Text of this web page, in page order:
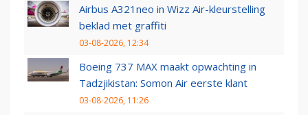
Airbus A321neo in Wizz Air-kleurstelling
beklad met graffiti
03-08-2026, 12:34
Boeing 737 MAX maakt opwachting in
Tadzjikistan: Somon Air eerste klant
03-08-2026, 11:26